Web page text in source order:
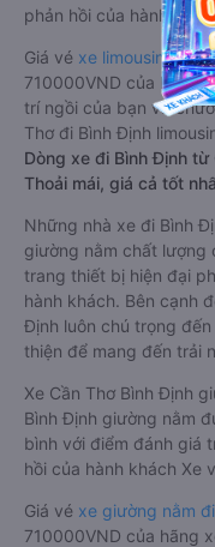
phản hồi của hành
Giá vé xe limousine đi
710000VND của hãng
trí ngồi của bạn và
Thơ đi Bình Định
Dòng xe đi Bình Định
Thoải mái, giá cả tốt
Những nhà xe đi Bình
giường nằm chất lượng
trang thiết bị hiện đại
hành khách. Bên cạnh
Định luôn chú trọng
thiện để mang đến trải
Xe Cần Thơ Bình Định
Bình Định giường nằm
bình với điểm đánh giá
hồi của hành khách Xe
Giá vé xe giường nằm
710000VND của hãng